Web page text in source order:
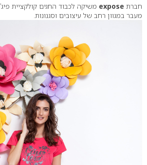
חברת expose משיקה לכבוד החגים קולקציית
מעבר במגוון רחב של עיצובים וסגנונות.